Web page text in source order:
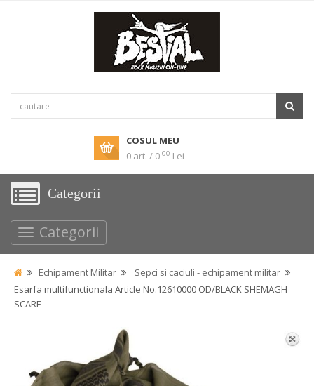
COSUL MEU
0 art. / 0 00 Lei
Categorii
Categorii
Echipament Militar
Sepci si caciuli - echipament militar
Esarfa multifunctionala Article No.12610000 OD/BLACK SHEMAGH
SCARF